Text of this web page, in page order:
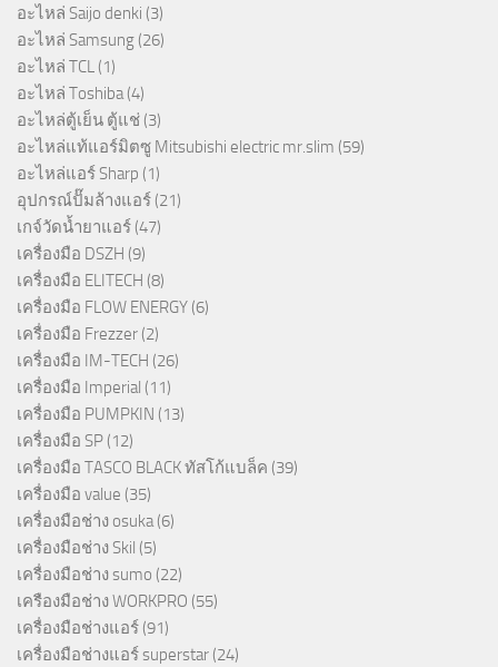
อะไหล่ Saijo denki (3)
อะไหล่ Samsung (26)
อะไหล่ TCL (1)
อะไหล่ Toshiba (4)
อะไหล่ตู้เย็น ตู้แช่ (3)
อะไหล่แท้แอร์มิตซู Mitsubishi electric mr.slim (59)
อะไหล่แอร์ Sharp (1)
อุปกรณ์ปั๊มล้างแอร์ (21)
เกจ์วัดน้ำยาแอร์ (47)
เครื่องมือ DSZH (9)
เครื่องมือ ELITECH (8)
เครื่องมือ FLOW ENERGY (6)
เครื่องมือ Frezzer (2)
เครื่องมือ IM-TECH (26)
เครื่องมือ Imperial (11)
เครื่องมือ PUMPKIN (13)
เครื่องมือ SP (12)
เครื่องมือ TASCO BLACK ทัสโก้แบล็ค (39)
เครื่องมือ value (35)
เครื่องมือช่าง osuka (6)
เครื่องมือช่าง Skil (5)
เครื่องมือช่าง sumo (22)
เครืองมือช่าง WORKPRO (55)
เครื่องมือช่างแอร์ (91)
เครื่องมือช่างแอร์ superstar (24)